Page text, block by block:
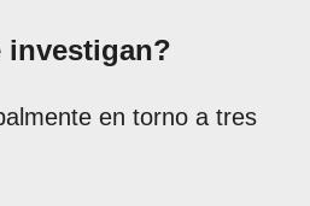
investigan?
en torno a tres